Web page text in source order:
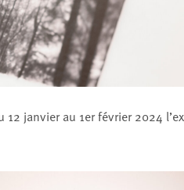
12 janvier au 1er février 2024